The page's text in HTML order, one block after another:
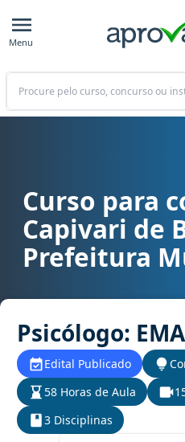
Menu
Buscar
Curso para concurso Capivari de
Curso para
Capivari de
Prefeitura
Psicólogo:
Edital Publicado
58 Horas de Aula
3 Disciplinas